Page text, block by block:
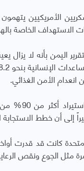
الأمريكيين
الاستهداف الخاصة
اليمن بأنه لا يزال
.
وأضاف أن
إلى أن خطط
مثل الجوع ونقص